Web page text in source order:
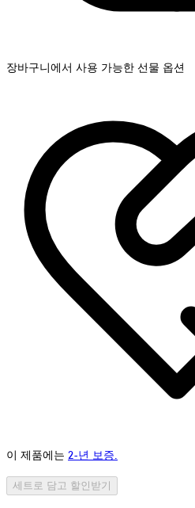
장바구니에서 사용 가능한 선물 옵션
이 제품에는 2-년 보증.
세트로 담고 할인받기